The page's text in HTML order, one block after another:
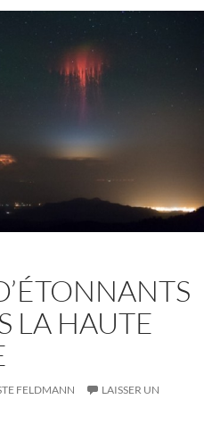
LA HAUTE
FELDMANN
LAISSER UN